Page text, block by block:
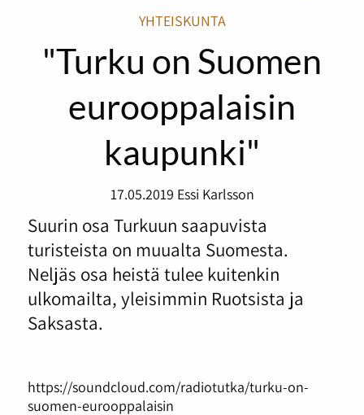
YHTEISKUNTA
"Turku on Suomen
eurooppalaisin
kaupunki"
17.05.2019 Essi Karlsson
Suurin osa Turkuun saapuvista
turisteista on muualta Suomesta.
Neljäs osa heistä tulee kuitenkin
ulkomailta, yleisimmin Ruotsista ja
Saksasta.
https://soundcloud.com/radiotutka/turku-on-
suomen-eurooppalaisin